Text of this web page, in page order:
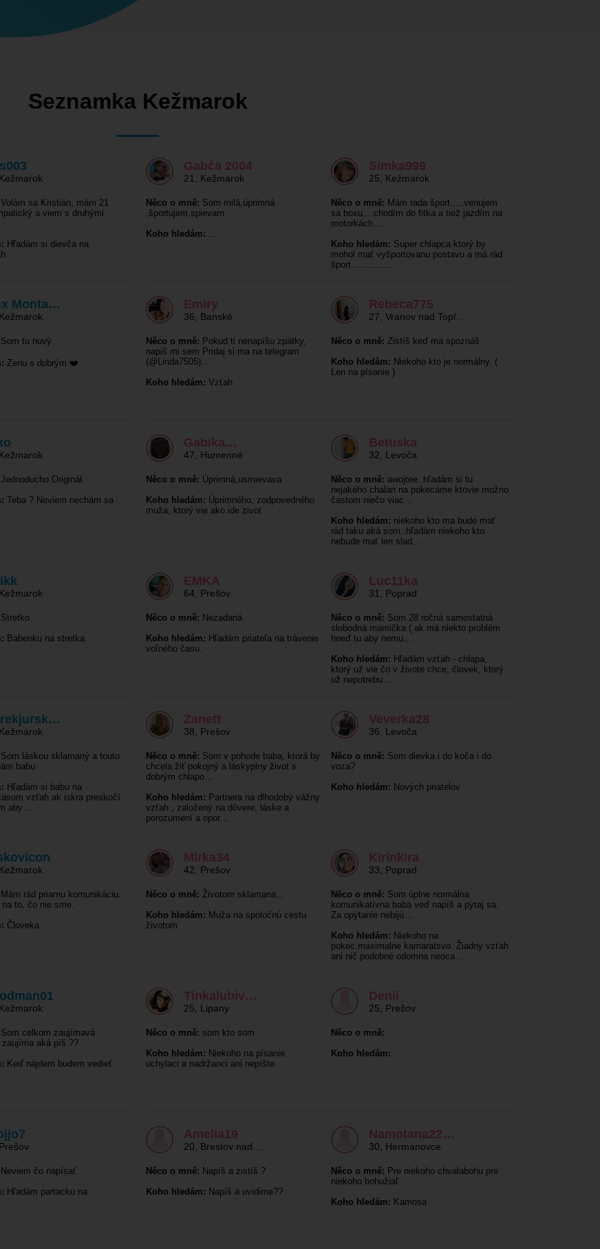
Seznamka Kežmarok
Kežmarok
Volám sa Kristián, mám 21
a viem s druhými
Hľadám si dievča na
Monta…
Kežmarok
Som tu nový
Zenu s dobrým ❤️
Kežmarok
Jednoducho Originál.
Teba ? Neviem nechám sa
Kežmarok
Stretko
Babenku na stretka
Kežmarok
Som láskou sklamaný a touto
babu
Hľadám si babu na
vzťah ak iskra preskočí
aby…
Kežmarok
Mám rád priamu komunikáciu.
to, čo nie sme.
Človeka.
Kežmarok
Som celkom zaujímavá
zaujíma aká píš ??
Keď nájdem budem vedieť
Prešov
Neviem čo napísať
Hľadám partacku na
Gabča 2004
21 Kežmarok
Něco o mně: Som milá,úprimná
,športujem,spievam
Koho hledám: ...
Simka999
25 Kežmarok
Něco o mně: Mám rada šport.....venujem
sa boxu....chodím do fitka a tiež jazdím na
motorkách…
Koho hledám: Super chlapca ktorý by
mohol mať vyšportovanu postavu a má rád
šport............…
Emiry
36 Banské
Něco o mně: Pokud ti nenapíšu zpátky,
napiš mi sem Pridaj si ma na telegram
(@Linda7505)…
Koho hledám: Vzťah
Rebeca775
27 Vranov nad Topľ…
Něco o mně: Zistíš keď ma spoznáš
Koho hledám: Niekoho kto je normálny. (
Len na písanie )
Gabika…
47 Humenné
Něco o mně: Úprimná,usmievava
Koho hledám: Úprimného, zodpovedného
muža, ktorý vie ako ide zivot
Betuska
32 Levoča
Něco o mně: awojtee..hľadám si tu
nejakého chalan na pokecáme ktovie možno
častom niečo viac…
Koho hledám: niekoho kto ma bude mať
rád taku aká som..hľadám niekoho kto
nebude mať len slad…
EMKA
64 Prešov
Něco o mně: Nezadaná
Koho hledám: Hľadám priateľa na trávenie
voľného času.
Luc11ka
31 Poprad
Něco o mně: Som 28 ročná samostatná
slobodná mamička ( ak má niekto problém
hneď tu aby nemu…
Koho hledám: Hľadám vzťah - chlapa,
ktorý už vie čo v živote chce, človek, ktorý
už nepotrebu…
Zanett
38 Prešov
Něco o mně: Som v pohode baba, ktorá by
chcela žiť pokojný a láskyplny život s
dobrým chlapo…
Koho hledám: Partnera na dlhodobý vážny
vzťah , založený na dôvere, láske a
porozumení a opor…
Veverka28
36 Levoča
Něco o mně: Som dievka i do koča i do
voza?
Koho hledám: Nových priateĺov
Mirka34
42 Prešov
Něco o mně: Životom sklamana...
Koho hledám: Muža na spoločnú cestu
životom
Kirinkira
33 Poprad
Něco o mně: Som úplne normálna
komunikatívna baba veď napíš a pýtaj sa.
Za opýtanie nebijú…
Koho hledám: Niekoho na
pokec.maximalne kamaratsvo. Žiadny vzťah
ani nič podobné odomna neoca…
Tinkalubiv…
25 Lipany
Něco o mně: som kto som
Koho hledám: Niekoho na písanie..
uchylaci a nadržanci ani nepíšte
Denii
25 Prešov
Něco o mně: .
Koho hledám: .
Amelia19
20 Brestov nad…
Něco o mně: Napíš a zistíš ?
Koho hledám: Napíš a uvidime??
Namotana22…
30 Hermanovce
Něco o mně: Pre niekoho chvalabohu pre
niekoho bohužiaľ
Koho hledám: Kamosa